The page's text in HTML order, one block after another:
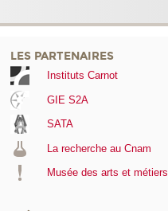
LES PARTENAIRES
Instituts Carnot
GIE S2A
SATA
La recherche au Cnam
Musée des arts et métiers